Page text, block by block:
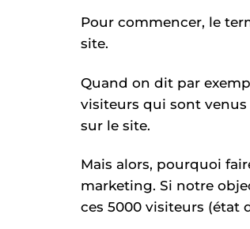
Pour commencer, le
site.
Quand on dit par
visiteurs qui sont venus
sur le site.
Mais alors, pourquoi
marketing. Si notre
ces 5000 visiteurs (état